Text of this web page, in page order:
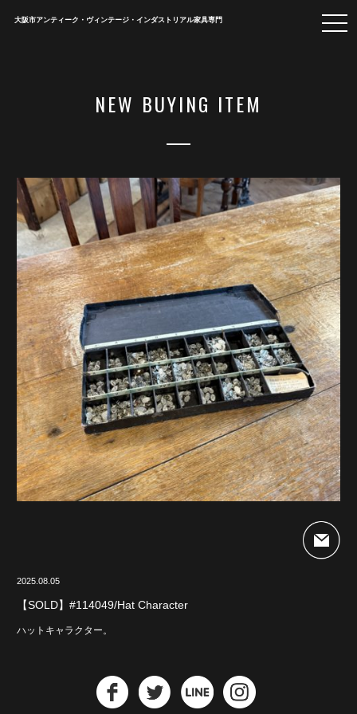
大阪市アンティーク・ヴィンテージ・インダストリアル家具専門
NEW BUYING ITEM
2025.08.05
【SOLD】#114049/Hat Character
ハットキャラクター。